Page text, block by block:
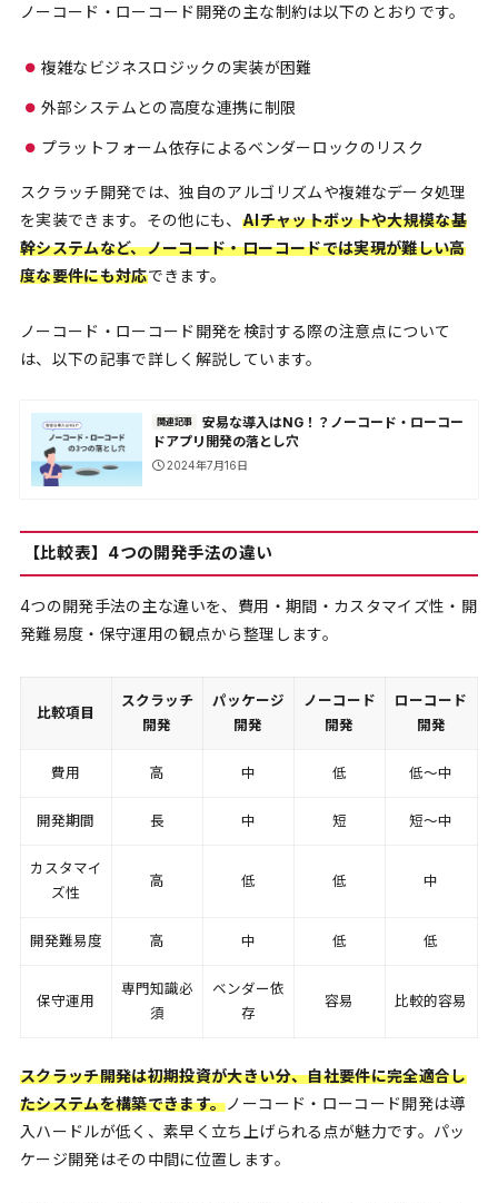
ノーコード・ローコード開発の主な制約は以下のとおりです。
複雑なビジネスロジックの実装が困難
外部システムとの高度な連携に制限
プラットフォーム依存によるベンダーロックのリスク
スクラッチ開発では、独自のアルゴリズムや複雑なデータ処理
を実装できます。その他にも、 AIチャットボットや大規模な基
幹システムなど、ノーコード・ローコードでは実現が難しい高
度な要件にも対応できます。
ノーコード・ローコード開発を検討する際の注意点について
は、以下の記事で詳しく解説しています。
関連記事
安易な導入はNG！？ノーコード・ローコー
ドアプリ開発の落とし穴
2024年7月16日
【比較表】4つの開発手法の違い
4つの開発手法の主な違いを、費用・期間・カスタマイズ性・開
発難易度・保守運用の観点から整理します。
比較項目
スクラッチ
開発
パッケージ
開発
ノーコード
開発
ローコード
開発
費用 高 中 低 低〜中
開発期間 長 中 短 短〜中
カスタマイ
ズ性
高 低 低 中
開発難易度 高 中 低 低
保守運用
専門知識必
須
ベンダー依
存
容易 比較的容易
スクラッチ開発は初期投資が大きい分、自社要件に完全適合し
たシステムを構築できます。ノーコード・ローコード開発は導
入ハードルが低く、素早く立ち上げられる点が魅力です。パッ
ケージ開発はその中間に位置します。